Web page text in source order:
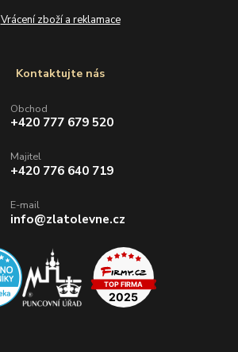
Vrácení zboží a reklamace
Kontaktujte nás
Obchod
+420 777 679 520
Majitel
+420 776 640 719
E-mail
info@zlatolevne.cz